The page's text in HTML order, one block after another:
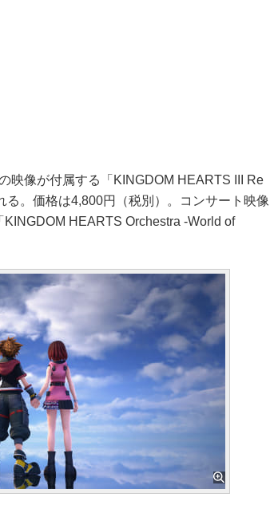
映像が付属する「KINGDOM HEARTS III Re
る。価格は4,800円（税別）。コンサート映像
HEARTS Orchestra -World of